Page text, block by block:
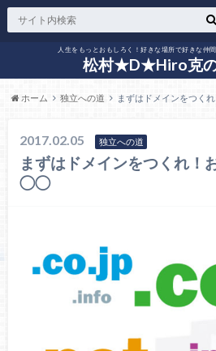
人生をもっとおもしろく！好きな場所で好きな仲
松村★D★Hiro克
ホーム 独立への道 まずはドメインをつく
2017.02.05 独立への道
まずはドメインをつくれ！
◯◯